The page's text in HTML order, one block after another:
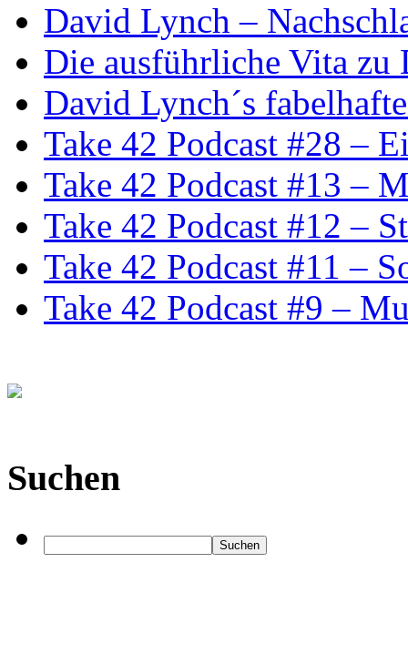
David Lynch –
Die ausführliche Vita zu
David Lynch´s
Take 42 Podcast #28 –
Take 42 Podcast #13 –
Take 42 Podcast #12 –
Take 42 Podcast #11 –
Take 42 Podcast #9 –
Suchen